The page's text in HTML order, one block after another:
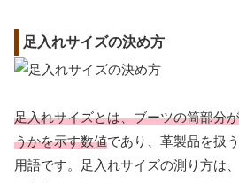
足入れサイズの決め方
足入れサイズとは、ブーツの筒部分
うかを示す数値であり、革製品を扱
用語です。足入れサイズの測り方は